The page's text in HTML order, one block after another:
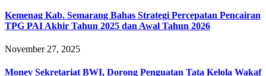
Kemenag Kab. Semarang Bahas Strategi Percepatan Pencairan
TPG PAI Akhir Tahun 2025 dan Awal Tahun 2026
November 27, 2025
Monev Sekretariat BWI, Dorong Penguatan Tata Kelola Wakaf